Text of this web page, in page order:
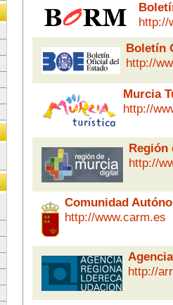
http://
Boletín
http://
Murcia
http://
Región
http://
Comunidad
http://www.carm.es
http://